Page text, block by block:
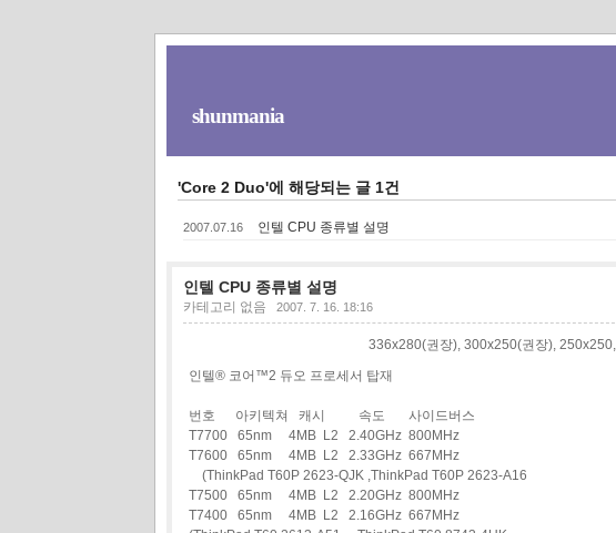
shunmania
'Core 2 Duo'에 해당되는 글 1건
2007.07.16 인텔 CPU 종류별 설명
인텔 CPU 종류별 설명
카테고리 없음 2007. 7. 16. 18:16
336x280(권장), 300x250(권장),
인텔® 코어™2 듀오 프로세서 탑재
번호 아키텍쳐 캐시 속도 사이드버스
T7700 65nm 4MB L2 2.40GHz 800MHz
T7600 65nm 4MB L2 2.33GHz 667MHz
(ThinkPad T60P 2623-QJK ,ThinkPad T60P 2623-A16
T7500 65nm 4MB L2 2.20GHz 800MHz
T7400 65nm 4MB L2 2.16GHz 667MHz